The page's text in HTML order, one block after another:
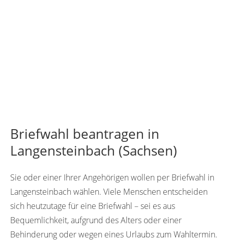
Briefwahl beantragen in
Langensteinbach (Sachsen)
Sie oder einer Ihrer Angehörigen wollen per Briefwahl in
Langensteinbach wählen. Viele Menschen entscheiden
sich heutzutage für eine Briefwahl – sei es aus
Bequemlichkeit, aufgrund des Alters oder einer
Behinderung oder wegen eines Urlaubs zum Wahltermin.